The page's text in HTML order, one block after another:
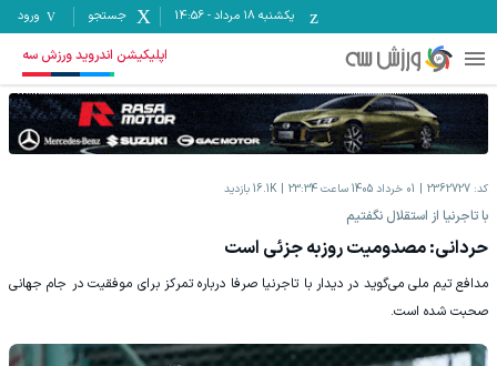
یکشنبه ۱۸ مرداد -
14:56 جستجو ورود
اپلیکیشن اندروید ورزش سه
کد: 2362727 01 خرداد 1405 ساعت 23:34 16.1K بازدید
با تاجرنیا از استقلال نگفتیم
حردانی: مصدومیت روزبه جزئی است
مدافع تیم ملی می‌گوید در دیدار با تاجرنیا صرفا درباره تمرکز برای موفقیت در جام جهانی
صحبت شده است.